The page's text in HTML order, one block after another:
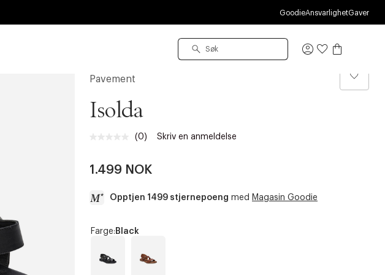
GoodieAnsvarlighetGaver
Logg
Pavement
Isolda
Ingen
sidelenke.
(0) Skriv en anmeldelse
1.499 NOK
Opptjen 1499 stjernepoeng med Magasin Goodie
aFarge: Black